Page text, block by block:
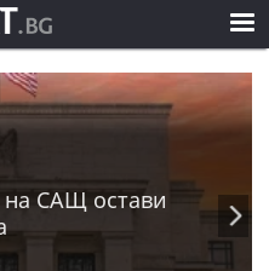
на САЩ остави